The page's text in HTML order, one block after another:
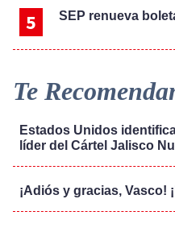
SEP renueva
Te
Estados Unidos
líder del Cártel Jalisco
¡Adiós y gracias, Vasco!